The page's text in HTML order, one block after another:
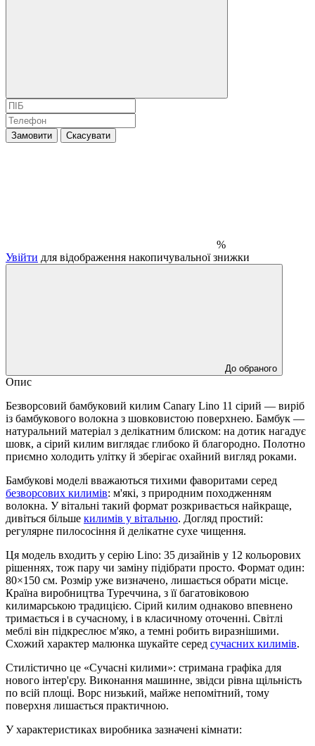
Замовити Скасувати
%
Увійти для відображення накопичувальної знижки
До обраного
Опис
Безворсовий бамбуковий килим Canary Lino 11 сірий — виріб
із бамбукового волокна з шовковистою поверхнею. Бамбук —
натуральний матеріал з делікатним блиском: на дотик нагадує
шовк, а сірий килим виглядає глибоко й благородно. Полотно
приємно холодить улітку й зберігає охайний вигляд роками.
Бамбукові моделі вважаються тихими фаворитами серед
безворсових килимів: м'які, з природним походженням
волокна. У вітальні такий формат розкривається найкраще,
дивіться більше килимів у вітальню. Догляд простий:
регулярне пилососіння й делікатне сухе чищення.
Ця модель входить у серію Lino: 35 дизайнів у 12 кольорових
рішеннях, тож пару чи заміну підібрати просто. Формат один:
80×150 см. Розмір уже визначено, лишається обрати місце.
Країна виробництва Туреччина, з її багатовіковою
килимарською традицією. Сірий килим однаково впевнено
тримається і в сучасному, і в класичному оточенні. Світлі
меблі він підкреслює м'яко, а темні робить виразнішими.
Схожий характер малюнка шукайте серед сучасних килимів.
Стилістично це «Сучасні килими»: стримана графіка для
нового інтер'єру. Виконання машинне, звідси рівна щільність
по всій площі. Ворс низький, майже непомітний, тому
поверхня лишається практичною.
У характеристиках виробника зазначені кімнати: